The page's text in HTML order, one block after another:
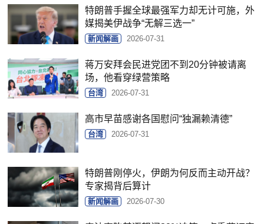
特朗普手握全球最强军力却无计可施，外
媒揭美伊战争“无解三选一”
新闻解画 2026-07-31
蒋万安拜会民进党团不到20分钟被请离
场，他看穿绿营策略
台湾 2026-07-31
高市早苗感谢各国慰问“独漏赖清德”
台湾 2026-07-31
特朗普刚停火，伊朗为何反而主动开战？
专家揭背后算计
新闻解画 2026-07-30